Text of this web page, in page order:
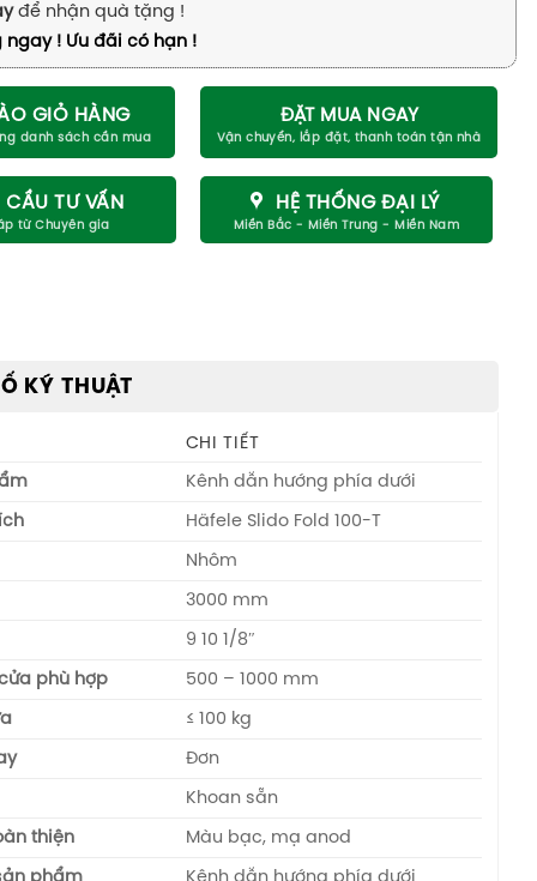
để nhận quà tặng !
! Ưu đãi có hạn !
GIỎ HÀNG ĐẶT MUA NGAY
CẦU TƯ VẤN HỆ THỐNG ĐẠI LÝ
KỸ THUẬT
CHI TIẾT
Kênh dẫn hướng phía dưới
Häfele Slido Fold 100-T
Nhôm
3000 mm
9 10 1/8″
phù hợp 500 – 1000 mm
≤ 100 kg
Đơn
Khoan sẵn
thiện Màu bạc, mạ anod